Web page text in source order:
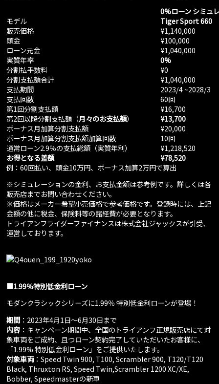
0%ローン シミュ
モデル
Tiger Sport 660
販売価格
¥1,140,000
頭金
¥100,000
ローン元金
¥1,040,000
実質年率
0%
分割払手数料
¥0
分割支払額合計
¥1,040,000
支払期間
2023/4 ~2028/3
支払回数
60回
第1回分割支払額
¥16,700
第2回以降分割支払額（月々のお支払額）
¥13,700
ボーナス月加算分割支払額
¥20,000
ボーナス月加算分割支払額加算回数
10回
通常ローン2.9％の支払総額（実質年利）
¥1,218,520
お得となる差額
¥78,520
例：60回払い、頭金10万円、ボーナス加算2万円で算出
※シミュレーションの金利、お支払金額は参考例です。詳しくは各
販売店までお問い合わせください。
※価格はメーカー希望小売価格で参考価格です。登録時には、上記
金額の他に税金、保険料等の諸経費が必要となります。
トライアンフライダーファイナンスは株式会社ジャックスが引受、
運営しております。
■1.99％特別低金利ローン
モダンクラシックシリーズに1.99％ 特別低金利ローンが登場！
期間 ：2023年4月1日～6月30日まで
内容：キャンペーン期間中、全国のトライアンフ正規販売店にて対
象車両をご成約、且つローン契約完了していただいたお客様に、
「1.99% 特別低金利ローン」をご提供いたします。
対象車両：Speed Twin 900, T100, Scrambler 900, T120/T120
Black, Thruxton RS, Speed Twin,Scrambler 1200 XC/XE,
Bobber, Speedmasterの新車